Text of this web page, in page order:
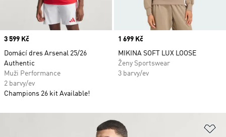
Price
3 599 Kč
Domácí dres Arsenal 25/26
Authentic
Muži Performance
2 barvy/ev
Champions 26 kit Available!
Price
1 699 Kč
MIKINA SOFT LUX LOOSE
Ženy Sportswear
3 barvy/ev